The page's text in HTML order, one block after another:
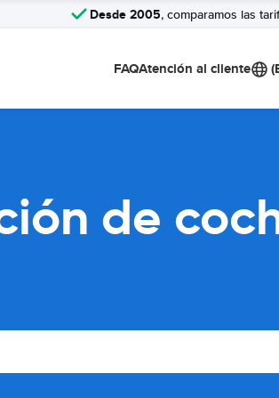
Desde 2005, comparamos las
FAQAtención al cliente
de